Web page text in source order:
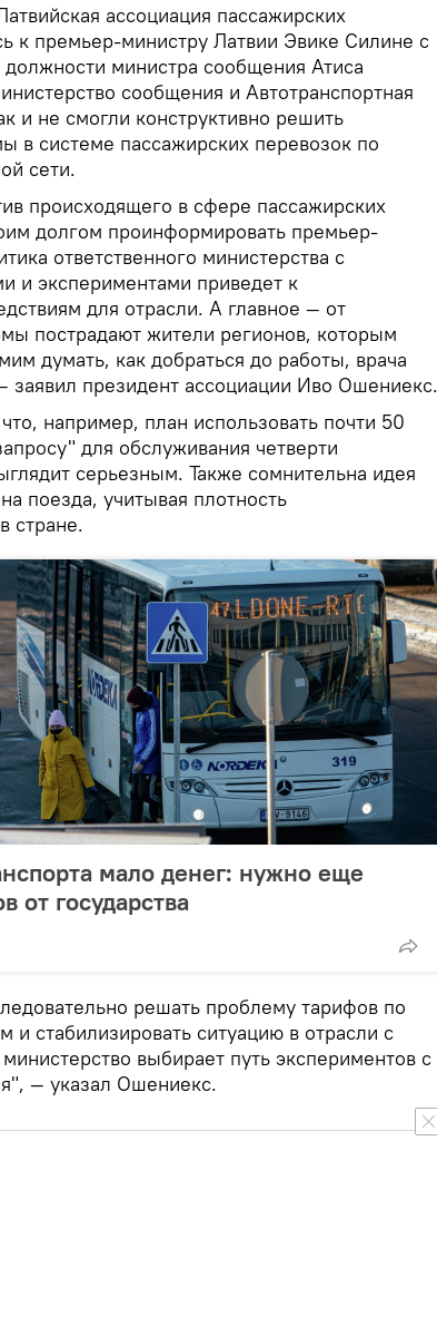
ассоциация пассажирских
к премьер-министру Латвии Эвике Силине с
министра сообщения Атиса
сообщения и Автотранспортная
и не смогли конструктивно решить
в системе пассажирских перевозок по
сети.
происходящего в сфере пассажирских
долгом проинформировать премьер-
ответственного министерства с
и экспериментами приведет к
для отрасли. А главное — от
пострадают жители регионов, которым
думать, как добраться до работы, врача
заявил президент ассоциации Иво Ошениекс.
например, план использовать почти 50
для обслуживания четверти
серьезным. Также сомнительна идея
поезда, учитывая плотность
стране.
мало денег: нужно еще
от государства
решать проблему тарифов по
и стабилизировать ситуацию в отрасли с
выбирает путь экспериментов с
— указал Ошениекс.